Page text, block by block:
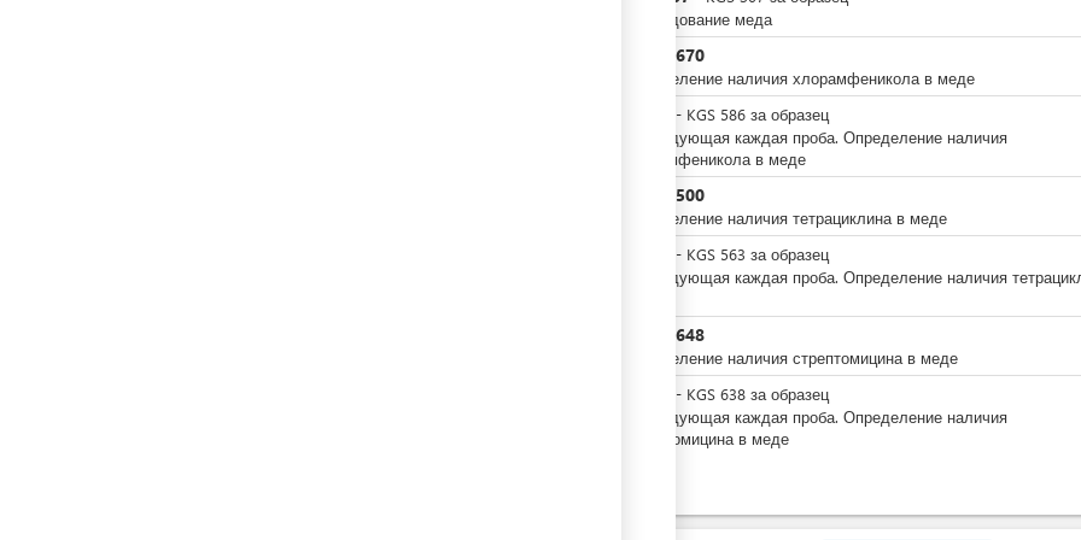
Исследование меда
4,670
Определение наличия хлорамфеникола в меде
- KGS 586 за образец
Последующая каждая проба. Определение наличия
хлорамфеникола в меде
4,500
Определение наличия тетрациклина в меде
- KGS 563 за образец
Последующая каждая проба. Определение наличия
4,648
Определение наличия стрептомицина в меде
- KGS 638 за образец
Последующая каждая проба. Определение наличия
стрептомицина в меде